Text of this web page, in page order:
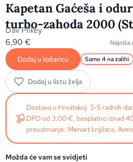
Kapetan Gaćeša i
turbo-zahoda 2000
Dav Pilkey
6,90€ Najniža
Dodaj u košaricu Samo 4 na zalihi
Dodaj u listu želja
Dostava u Hrvatskoj: 3-5 radnih
DPD od 3,00 €, besplatno iznad
preuzimanje: Menart knjižara,
Možda će vam se svidjeti